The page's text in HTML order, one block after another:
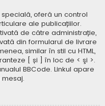
oferă un control
ale publicațiilor.
de către administrație,
din formularul de livrare
similar în stil cu HTML,
[ și ] în loc de < şi >.
BBCode. Linkul apare